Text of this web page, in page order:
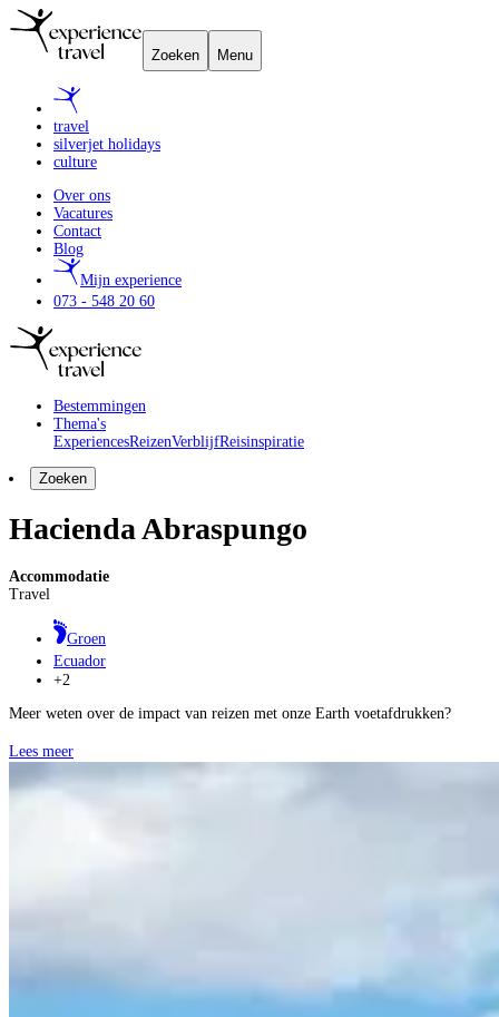
Zoeken Menu
travel
silverjet holidays
culture
Over ons
Vacatures
Contact
Blog
Mijn experience
073 - 548 20 60
Bestemmingen
Thema's
ExperiencesReizenVerblijfReisinspiratie
Zoeken
Hacienda Abraspungo
Accommodatie
Travel
Groen
Ecuador
+2
Meer weten over de impact van reizen met onze Earth voetafdrukken?
Lees meer